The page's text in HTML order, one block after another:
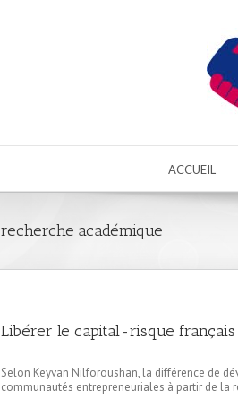
ACCUEIL
recherche académique
Libérer le capital-risque français
Selon Keyvan Nilforoushan, la différence de
communautés entrepreneuriales à partir de la